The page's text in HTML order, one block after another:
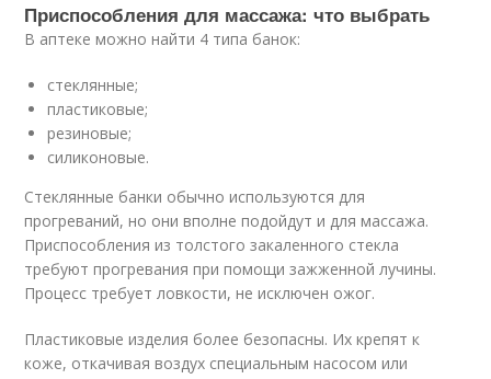
Приспособления для массажа: что выбрать
В аптеке можно найти 4 типа банок:
стеклянные;
пластиковые;
резиновые;
силиконовые.
Стеклянные банки обычно используются для
прогреваний, но они вполне подойдут и для массажа.
Приспособления из толстого закаленного стекла
требуют прогревания при помощи зажженной лучины.
Процесс требует ловкости, не исключен ожог.
Пластиковые изделия более безопасны. Их крепят к
коже, откачивая воздух специальным насосом или